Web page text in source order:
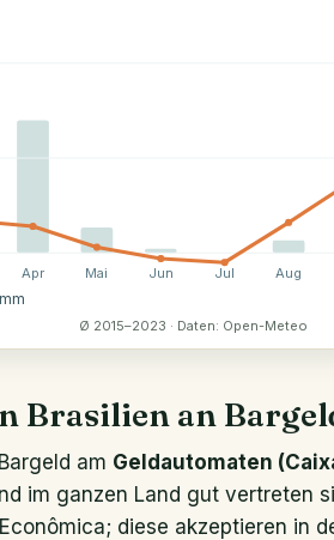
Apr Mai Jun Jul Aug
Ø 2015–2023 · Daten: Open-Meteo
Brasilien an
am Geldautomaten
im ganzen Land gut vertreten
diese akzeptieren in